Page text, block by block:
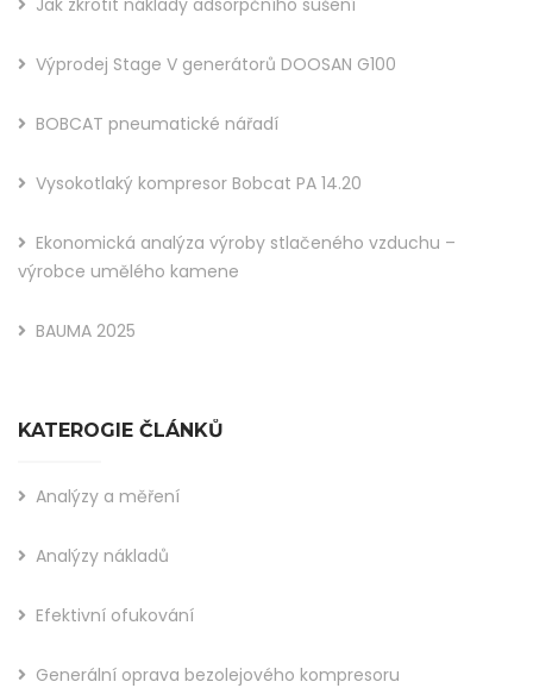
Výprodej Stage V generátorů DOOSAN G100
BOBCAT pneumatické nářadí
Vysokotlaký kompresor Bobcat PA 14.20
Ekonomická analýza výroby stlačeného vzduchu –
výrobce umělého kamene
BAUMA 2025
KATEROGIE ČLÁNKŮ
Analýzy a měření
Analýzy nákladů
Efektivní ofukování
Generální oprava bezolejového kompresoru